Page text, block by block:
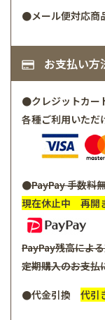
●メール便対応商
お支払い方
●クレジットカー
各種ご利用いただ
●PayPay手数料
現在休止中 再開
PayPay残高によ
定期購入のお支払
●代金引換 代引